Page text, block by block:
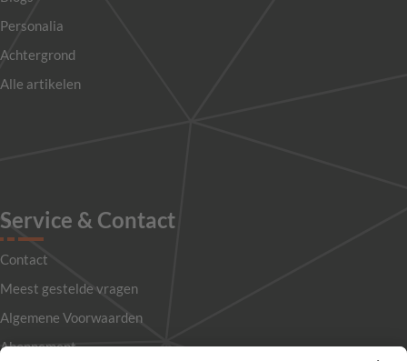
Personalia
Achtergrond
Alle artikelen
Service & Contact
Contact
Meest gestelde vragen
Algemene Voorwaarden
Abonnement